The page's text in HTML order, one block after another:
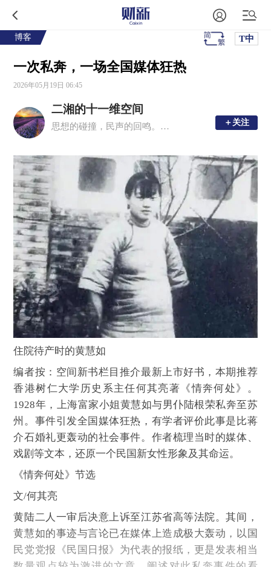
博客 T中
一次私奔，一场全国媒体狂热
2026年05月19日 06:45
二湘的十一维空间
思想的碰撞，民声的回鸣。理性思考，感性文字。 ＋关注
＋关注
住院待产时的黄慧如
编者按：空间新书栏目推介最新上市好书，本期推荐
香港树仁大学历史系主任何其亮著 《情奔何处》。
1928年，上海富家小姐黄慧如与男仆陆根荣私奔至苏
州。事件引发全国媒体狂热，有学者评价此事是比蒋
介石婚礼更轰动的社会事件。作者梳理当时的媒体、
戏剧等文本，还原一个民国新女性形象及其命运。
《情奔何处》节选
文/何其亮
黄陆二人一审后决意上诉至江苏省高等法院。其间，
黄慧如的事迹与言论已在媒体上造成极大轰动，以国
民党党报《民国日报》为代表的报纸，更是发表相当